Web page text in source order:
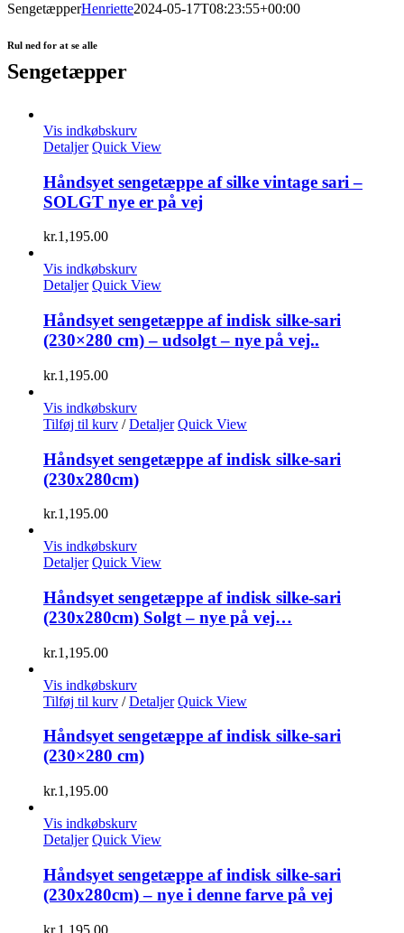
SengetæpperHenriette2024-05-17T08:23:55+00:00
Rul ned for at se alle
Sengetæpper
Vis indkøbskurv
Detaljer Quick View
Håndsyet sengetæppe af silke vintage sari –
SOLGT nye er på vej
kr.1,195.00
Vis indkøbskurv
Detaljer Quick View
Håndsyet sengetæppe af indisk silke-sari
(230×280 cm) – udsolgt – nye på vej..
kr.1,195.00
Vis indkøbskurv
Tilføj til kurv / Detaljer Quick View
Håndsyet sengetæppe af indisk silke-sari
(230x280cm)
kr.1,195.00
Vis indkøbskurv
Detaljer Quick View
Håndsyet sengetæppe af indisk silke-sari
(230x280cm) Solgt – nye på vej…
kr.1,195.00
Vis indkøbskurv
Tilføj til kurv / Detaljer Quick View
Håndsyet sengetæppe af indisk silke-sari
(230×280 cm)
kr.1,195.00
Vis indkøbskurv
Detaljer Quick View
Håndsyet sengetæppe af indisk silke-sari
(230x280cm) – nye i denne farve på vej
kr.1,195.00